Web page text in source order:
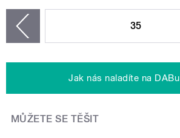
35
Jak nás naladíte na DABu
MŮŽETE SE TĚŠIT